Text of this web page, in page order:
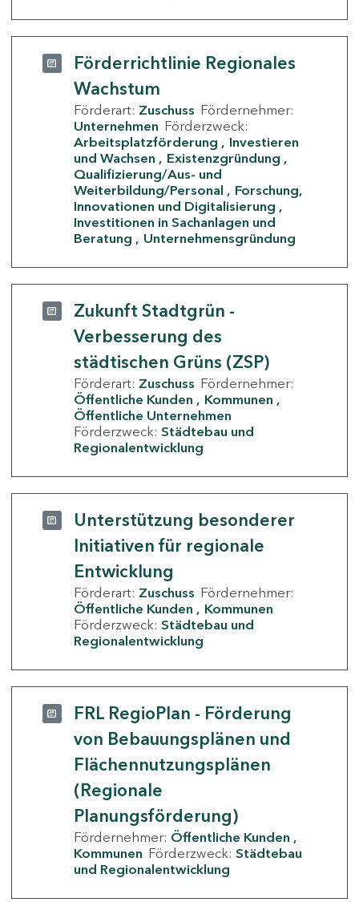
Förderrichtlinie Regionales
Wachstum
Förderart: Zuschuss Fördernehmer:
Unternehmen Förderzweck:
Arbeitsplatzförderung
Investieren
und Wachsen
Existenzgründung
Qualifizierung/Aus- und
Weiterbildung/Personal
Forschung,
Innovationen und Digitalisierung
Investitionen in Sachanlagen und
Beratung
Unternehmensgründung
Zukunft Stadtgrün -
Verbesserung des
städtischen Grüns (ZSP)
Förderart: Zuschuss Fördernehmer:
Öffentliche Kunden
Kommunen
Öffentliche Unternehmen
Förderzweck: Städtebau und
Regionalentwicklung
Unterstützung besonderer
Initiativen für regionale
Entwicklung
Förderart: Zuschuss Fördernehmer:
Öffentliche Kunden
Kommunen
Förderzweck: Städtebau und
Regionalentwicklung
FRL RegioPlan - Förderung
von Bebauungsplänen und
Flächennutzungsplänen
(Regionale
Planungsförderung)
Fördernehmer: Öffentliche Kunden
Kommunen Förderzweck: Städtebau
und Regionalentwicklung